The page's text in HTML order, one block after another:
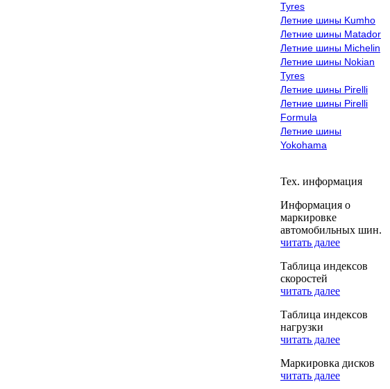
Tyres
Летние шины Kumho
Летние шины Matador
Летние шины Michelin
Летние шины Nokian
Tyres
Летние шины Pirelli
Летние шины Pirelli
Formula
Летние шины
Yokohama
Тех. информация
Информация о
маркировке
автомобильных шин.
читать далее
Таблица индексов
скоростей
читать далее
Таблица индексов
нагрузки
читать далее
Маркировка дисков
читать далее